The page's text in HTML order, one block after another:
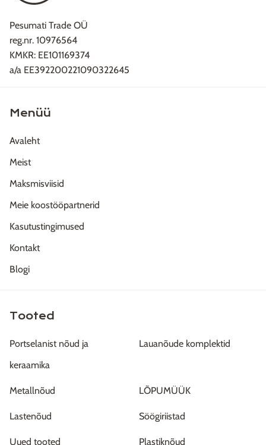
Pesumati Trade OÜ
reg.nr. 10976564
KMKR: EE101169374
a/a EE392200221090322645
Menüü
Avaleht
Meist
Maksmisviisid
Meie koostööpartnerid
Kasutustingimused
Kontakt
Blogi
Tooted
Portselanist nõud ja
keraamika
Lauanõude komplektid
Metallnõud LÕPUMÜÜK
Lastenõud Söögiriistad
Uued tooted Plastiknõud